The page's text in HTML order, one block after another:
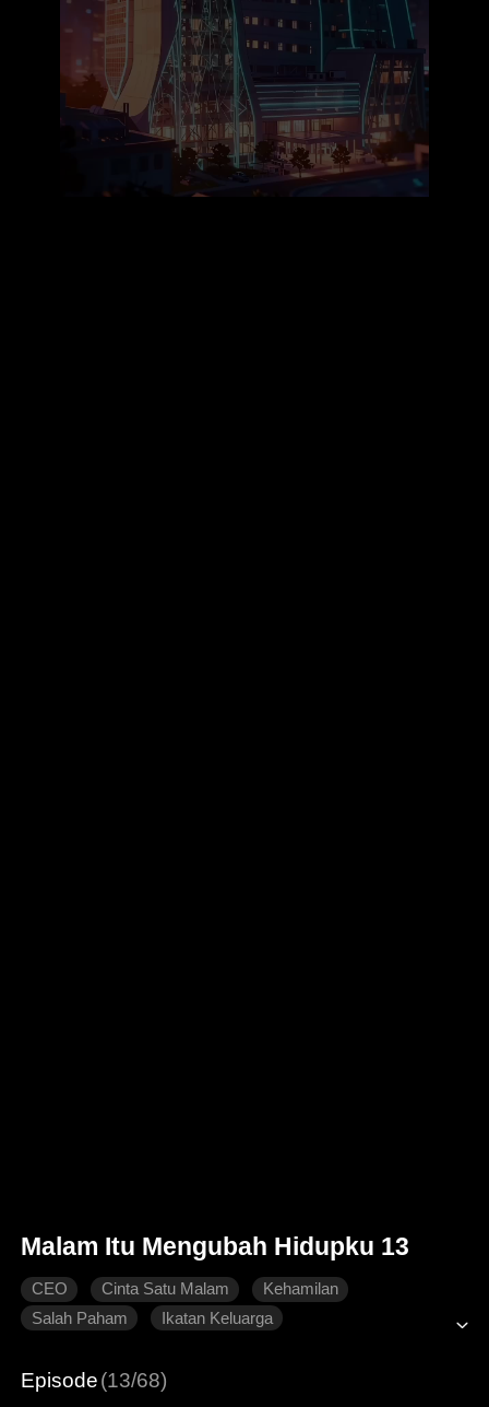
Malam Itu Mengubah Hidupku 13
CEO Cinta Satu Malam
Kehamilan
Salah Paham
Ikatan Keluarga
Episode(13/68)